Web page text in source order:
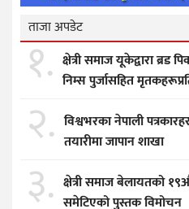
ताजा अपडेट
१. क्षेत्री समाज यूकेद्वारा ब्रड
निम्स पुर्जासहित
२. विश्वभरका नेपाली
तयारीमा जापान शाखा
३. क्षेत्री समाज बेलायतको
समेटिएको पुस्तक विमोचन